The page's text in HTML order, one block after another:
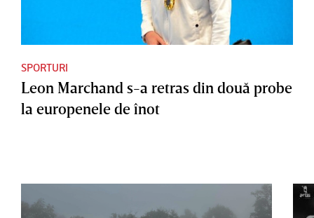
SPORTURI
Leon Marchand s-a retras din două probe
la europenele de înot